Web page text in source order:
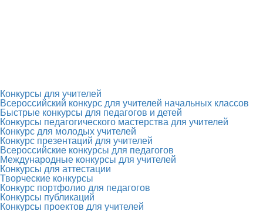
Конкурсы для учителей
Всероссийский конкурс для учителей начальных классов
Быстрые конкурсы для педагогов и детей
Конкурсы педагогического мастерства для учителей
Конкурс для молодых учителей
Конкурс презентаций для учителей
Всероссийские конкурсы для педагогов
Международные конкурсы для учителей
Конкурсы для аттестации
Творческие конкурсы
Конкурс портфолио для педагогов
Конкурсы публикаций
Конкурсы проектов для учителей